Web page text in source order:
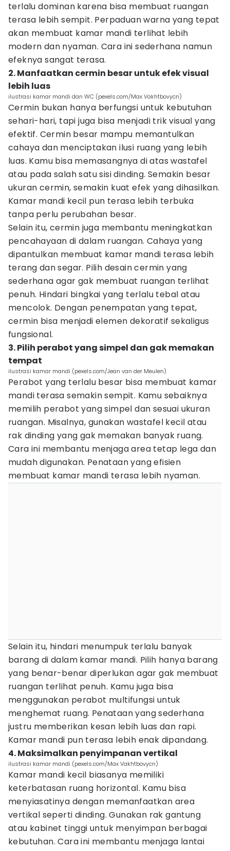
terlalu dominan karena bisa membuat ruangan
terasa lebih sempit. Perpaduan warna yang tepat
akan membuat kamar mandi terlihat lebih
modern dan nyaman. Cara ini sederhana namun
efeknya sangat terasa.
2. Manfaatkan cermin besar untuk efek visual
lebih luas
ilustrasi kamar mandi dan WC (pexels.com/Max Vakhtbovycn)
Cermin bukan hanya berfungsi untuk kebutuhan
sehari-hari, tapi juga bisa menjadi trik visual yang
efektif. Cermin besar mampu memantulkan
cahaya dan menciptakan ilusi ruang yang lebih
luas. Kamu bisa memasangnya di atas wastafel
atau pada salah satu sisi dinding. Semakin besar
ukuran cermin, semakin kuat efek yang dihasilkan.
Kamar mandi kecil pun terasa lebih terbuka
tanpa perlu perubahan besar.
Selain itu, cermin juga membantu meningkatkan
pencahayaan di dalam ruangan. Cahaya yang
dipantulkan membuat kamar mandi terasa lebih
terang dan segar. Pilih desain cermin yang
sederhana agar gak membuat ruangan terlihat
penuh. Hindari bingkai yang terlalu tebal atau
mencolok. Dengan penempatan yang tepat,
cermin bisa menjadi elemen dekoratif sekaligus
fungsional.
3. Pilih perabot yang simpel dan gak memakan
tempat
ilustrasi kamar mandi (pexels.com/Jean van der Meulen)
Perabot yang terlalu besar bisa membuat kamar
mandi terasa semakin sempit. Kamu sebaiknya
memilih perabot yang simpel dan sesuai ukuran
ruangan. Misalnya, gunakan wastafel kecil atau
rak dinding yang gak memakan banyak ruang.
Cara ini membantu menjaga area tetap lega dan
mudah digunakan. Penataan yang efisien
membuat kamar mandi terasa lebih nyaman.
Selain itu, hindari menumpuk terlalu banyak
barang di dalam kamar mandi. Pilih hanya barang
yang benar-benar diperlukan agar gak membuat
ruangan terlihat penuh. Kamu juga bisa
menggunakan perabot multifungsi untuk
menghemat ruang. Penataan yang sederhana
justru memberikan kesan lebih luas dan rapi.
Kamar mandi pun terasa lebih enak dipandang.
4. Maksimalkan penyimpanan vertikal
ilustrasi kamar mandi (pexels.com/Max Vakhtbovycn)
Kamar mandi kecil biasanya memiliki
keterbatasan ruang horizontal. Kamu bisa
menyiasatinya dengan memanfaatkan area
vertikal seperti dinding. Gunakan rak gantung
atau kabinet tinggi untuk menyimpan berbagai
kebutuhan. Cara ini membantu menjaga lantai